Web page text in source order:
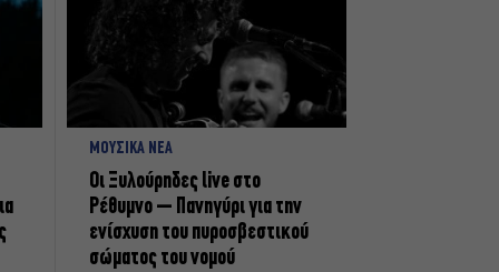
ΜΟΥΣΙΚΑ ΝΕΑ
Οι Ξυλούρηδες live στο
Ρέθυμνο – Πανηγύρι για την
ενίσχυση του πυροσβεστικού
σώματος του νομού